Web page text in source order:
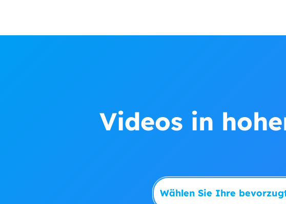
Videos in
Wählen Sie Ihre